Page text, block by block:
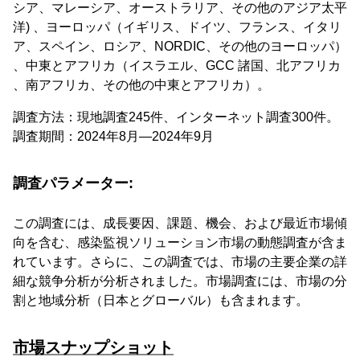
シア、マレーシア、オーストラリア、その他のアジア太平
洋) 、ヨーロッパ（イギリス、ドイツ、フランス、イタリ
ア、スペイン、ロシア、NORDIC、その他のヨーロッパ）
、中東とアフリカ（イスラエル、GCC 諸国、北アフリカ
、南アフリカ、その他の中東とアフリカ）。
調査方法：現地調査245件、インターネット調査300件。
調査期間：2024年8月―2024年9月
調査パラメーター:
この調査には、成長要因、課題、機会、および最近市場傾
向を含む、感染監視ソリューション市場の動態調査が含ま
れています。さらに、この調査では、市場の主要企業の詳
細な競争分析が分析されました。市場調査には、市場の分
割と地域分析（日本とグローバル）も含まれます。
市場スナップショット